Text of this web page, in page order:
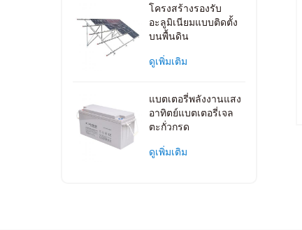
โครงสร้างรองรับ
อะลูมิเนียมแบบติดตั้ง
บนพื้นดิน
ดูเพิ่มเติม
แบตเตอรี่พลังงานแสง
อาทิตย์แบตเตอรี่เจล
ตะกั่วกรด
ดูเพิ่มเติม